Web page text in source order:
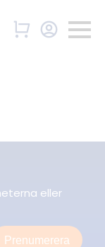
eller
Prenumerera